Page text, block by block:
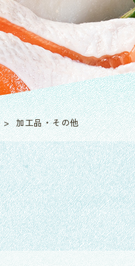
加工品・その他